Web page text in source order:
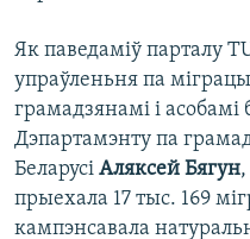
Як паведаміў парталу
упраўленьня па
грамадзянамі і асобамі
Дэпартамэнту па
Беларусі Аляксей Бягун
прыехала 17 тыс. 169
кампэнсавала